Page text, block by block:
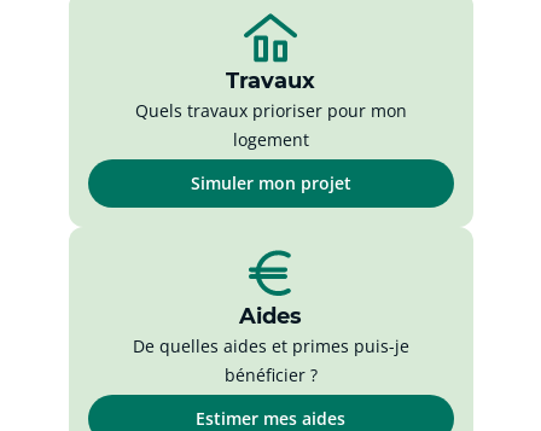
Travaux
Quels travaux prioriser pour mon
logement
Simuler mon projet
Aides
De quelles aides et primes puis-je
bénéficier ?
Estimer mes aides